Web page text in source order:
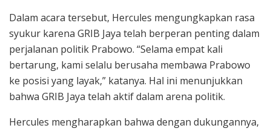
Dalam acara tersebut, Hercules mengungkapkan rasa
syukur karena GRIB Jaya telah berperan penting dalam
perjalanan politik Prabowo. “Selama empat kali
bertarung, kami selalu berusaha membawa Prabowo
ke posisi yang layak,” katanya. Hal ini menunjukkan
bahwa GRIB Jaya telah aktif dalam arena politik.
Hercules mengharapkan bahwa dengan dukungannya,